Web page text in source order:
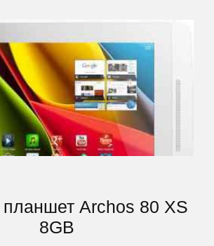
Archos 80 XS
8GB